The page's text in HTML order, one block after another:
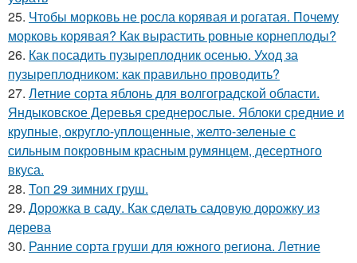
25. Чтобы морковь не росла корявая и рогатая. Почему
морковь корявая? Как вырастить ровные корнеплоды?
26. Как посадить пузыреплодник осенью. Уход за
пузыреплодником: как правильно проводить?
27. Летние сорта яблонь для волгоградской области.
Яндыковское Деревья среднерослые. Яблоки средние и
крупные, округло-уплощенные, желто-зеленые с
сильным покровным красным румянцем, десертного
вкуса.
28. Топ 29 зимних груш.
29. Дорожка в саду. Как сделать садовую дорожку из
дерева
30. Ранние сорта груши для южного региона. Летние